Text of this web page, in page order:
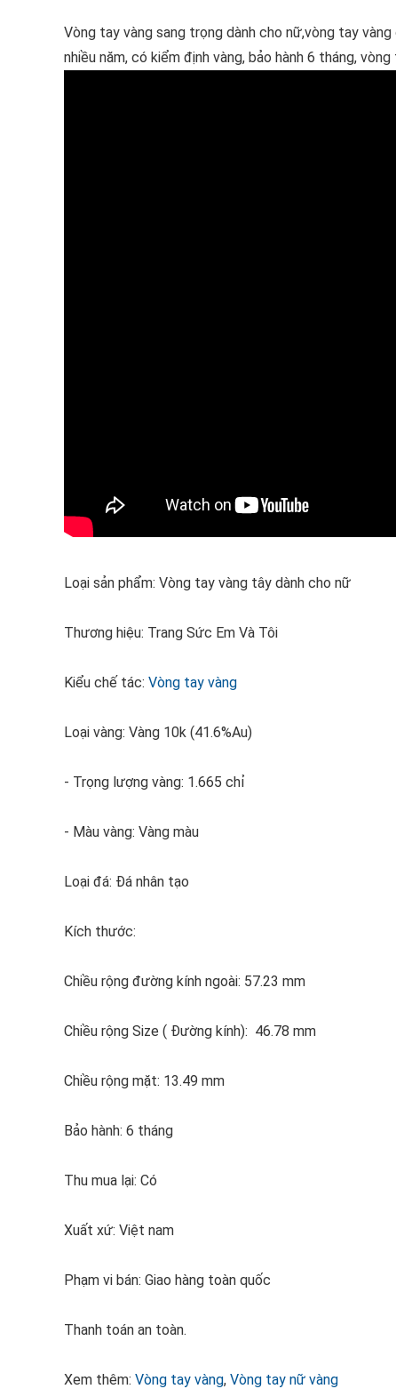
Vòng tay vàng sang trọng dành cho nữ,vòng tay
nhiều năm, có kiểm định vàng, bảo hành 6 tháng,
Loại sản phẩm: Vòng tay vàng tây dành cho nữ
Thương hiệu: Trang Sức Em Và Tôi
Kiểu chế tác: Vòng tay vàng
Loại vàng: Vàng 10k (41.6%Au)
- Trọng lượng vàng: 1.665 chỉ
- Màu vàng: Vàng màu
Loại đá: Đá nhân tạo
Kích thước:
Chiều rộng đường kính ngoài: 57.23 mm
Chiều rộng Size ( Đường kính): 46.78 mm
Chiều rộng mặt: 13.49 mm
Bảo hành: 6 tháng
Thu mua lại: Có
Xuất xứ: Việt nam
Phạm vi bán: Giao hàng toàn quốc
Thanh toán an toàn.
Xem thêm: Vòng tay vàng, Vòng tay nữ vàng